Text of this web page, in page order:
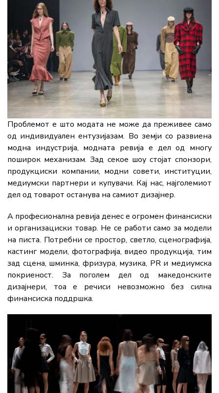
Проблемот е што модата не може да преживее само
од индивидуален ентузијазам. Во земји со развиена
модна индустрија, модната ревија е дел од многу
поширок механизам. Зад секое шоу стојат спонзори,
продукциски компании, модни совети, институции,
медиумски партнери и купувачи. Кај нас, најголемиот
дел од товарот останува на самиот дизајнер.
А професионална ревија денес е огромен финансиски
и организациски товар. Не се работи само за модели
на писта. Потребни се простор, светло, сценографија,
кастинг модели, фотографија, видео продукција, тим
зад сцена, шминка, фризура, музика, PR и медиумска
покриеност. За поголем дел од македонските
дизајнери, тоа е речиси невозможно без силна
финансиска поддршка.